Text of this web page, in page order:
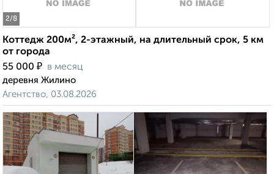
2/8
Коттедж 200м², 2-этажный, на длительный срок, 5 км
от города
55 000 ₽ в месяц
деревня Жилино
Агентство, 03.08.2026